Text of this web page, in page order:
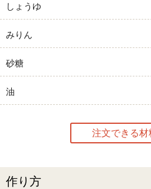
しょうゆ
みりん
砂糖
油
注文できる材
作り方